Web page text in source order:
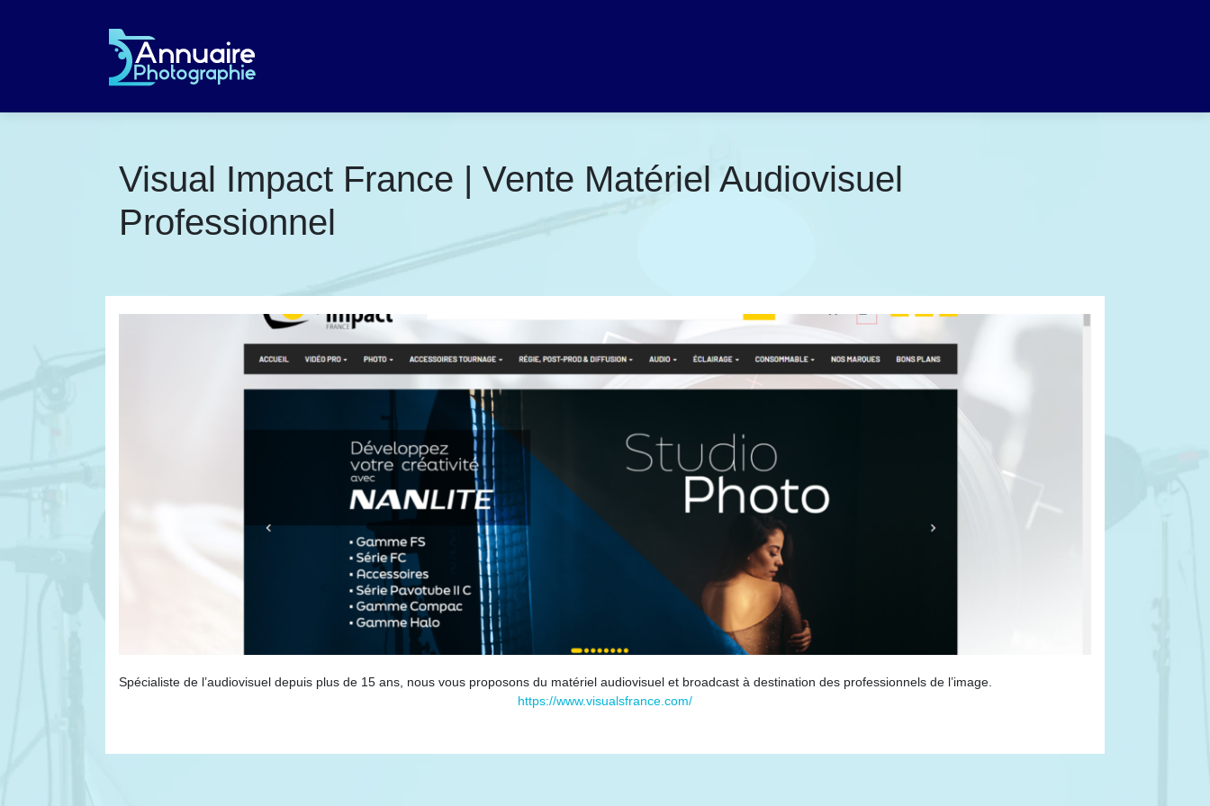
Visual Impact France | Vente Matériel Audiovisuel
Professionnel
Spécialiste de l’audiovisuel depuis plus de 15 ans, nous vous proposons du matériel audiovisuel et broadcast à destination des professionnels de l’image.
https://www.visualsfrance.com/